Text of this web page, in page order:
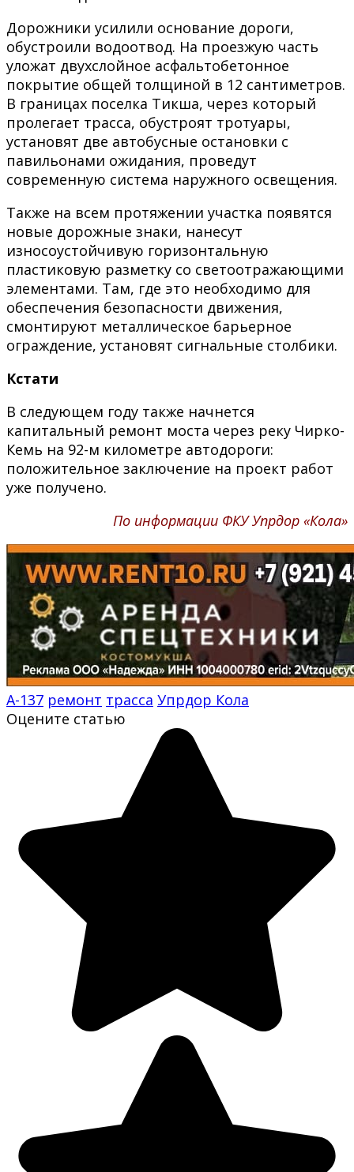
Дорожники усилили основание дороги,
обустроили водоотвод. На проезжую часть
уложат двухслойное асфальтобетонное
покрытие общей толщиной в 12 сантиметров.
В границах поселка Тикша, через который
пролегает трасса, обустроят тротуары,
установят две автобусные остановки с
павильонами ожидания, проведут
современную система наружного освещения.
Также на всем протяжении участка появятся
новые дорожные знаки, нанесут
износоустойчивую горизонтальную
пластиковую разметку со светоотражающими
элементами. Там, где это необходимо для
обеспечения безопасности движения,
смонтируют металлическое барьерное
ограждение, установят сигнальные столбики.
Кстати
В следующем году также начнется
капитальный ремонт моста через реку Чирко-
Кемь на 92-м километре автодороги:
положительное заключение на проект работ
уже получено.
По информации ФКУ Упрдор «Кола»
А-137 ремонт трасса Упрдор Кола
Оцените статью